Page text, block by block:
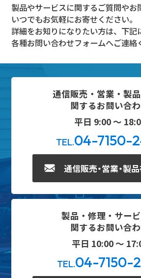
製品やサービスに関するご質問やお
いつでもお気軽にお寄せください。
詳細をお知りになりたい方は、下記
各種お問い合わせフォームへご連絡
通信販売・営業・製
関するお問い合
平日 9:00 ～
TEL.04-7150-
通信販売・営業・製
製品・修理・サー
関するお問い合
平日 10:00 ～
TEL.04-7150-